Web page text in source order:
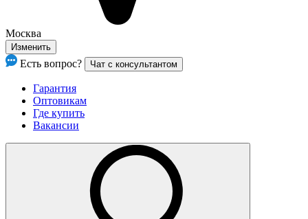
Москва
Изменить
Есть вопрос? Чат с консультантом
Гарантия
Оптовикам
Где купить
Вакансии